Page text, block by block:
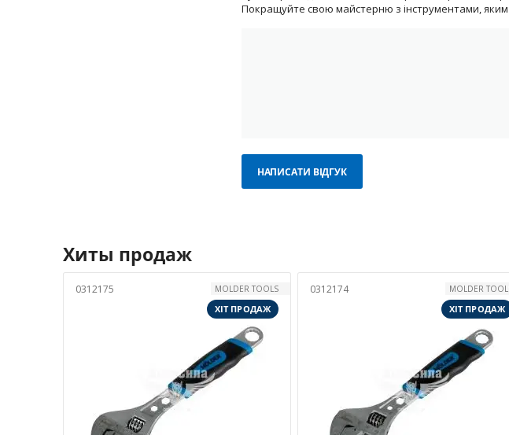
Покращуйте свою майстерню з інструментами,
НАПИСАТИ ВІДГУК
Хиты продаж
0312175
MOLDER TOOLS
ХІТ ПРОДАЖ
0312174
MOLDER
ХІТ ПРОДАЖ